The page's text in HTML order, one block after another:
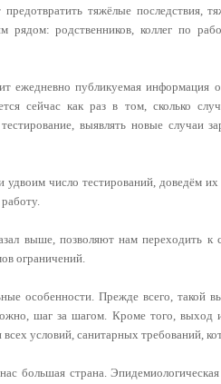
тяжёлые последствия,
рядом: родственников, коллег по
ежедневно публикуемая
сейчас как раз в том, сколько
выявлять новые случаи
удвоим число тестирований, доведём
выше, позволяют нам переходить
ограничений.
особенности. Прежде всего,
шаг за шагом. Кроме того,
условий, санитарных требований,
большая страна.